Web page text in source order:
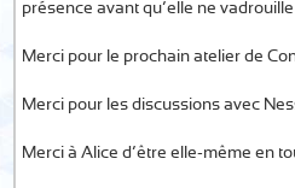
présence avant qu’elle ne
Merci pour le prochain atelier de
Merci pour les discussions avec
Merci à Alice d’être elle-même en